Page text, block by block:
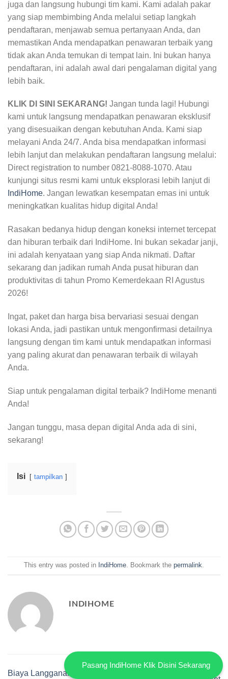
juga dan langsung hubungi tim kami. Kami adalah pakar
yang siap membimbing Anda melalui setiap langkah
pendaftaran, menjawab semua pertanyaan Anda, dan
memastikan Anda mendapatkan penawaran terbaik yang
tidak akan Anda temukan di tempat lain. Ini bukan hanya
pendaftaran, ini adalah awal dari pengalaman digital yang
lebih baik.
KLIK DI SINI SEKARANG! Jangan tunda lagi! Hubungi
kami untuk langsung mendapatkan penawaran eksklusif
yang disesuaikan dengan kebutuhan Anda. Kami siap
melayani Anda 24/7. Anda bisa mendapatkan informasi
lebih lanjut dan melakukan pendaftaran langsung melalui:
Direct registration to number 0821-8088-1070. Atau
kunjungi situs resmi kami untuk eksplorasi lebih lanjut di
IndiHome. Jangan lewatkan kesempatan emas ini untuk
meningkatkan kualitas hidup digital Anda!
Rasakan bedanya hidup dengan koneksi internet tercepat
dan hiburan terbaik dari IndiHome. Ini bukan sekadar janji,
ini adalah kenyataan yang siap Anda nikmati. Daftar
sekarang dan jadikan rumah Anda pusat hiburan dan
produktivitas di tahun Promo Kemerdekaan RI Agustus
2026!
Ingat, paket dan harga bisa bervariasi sesuai dengan
lokasi Anda, jadi pastikan untuk mengonfirmasi detailnya
langsung dengan tim kami untuk mendapatkan informasi
yang paling akurat dan penawaran terbaik di wilayah
Anda.
Siap untuk pengalaman digital terbaik? IndiHome menanti
Anda!
Jangan tunggu, masa depan digital Anda ada di sini,
sekarang!
Isi tampilkan
This entry was posted in IndiHome. Bookmark the permalink.
INDIHOME
Biaya Langganan Useetv |
Biaya Langganan Vidio Di
Pasang IndiHome Klik Disini Sekarang